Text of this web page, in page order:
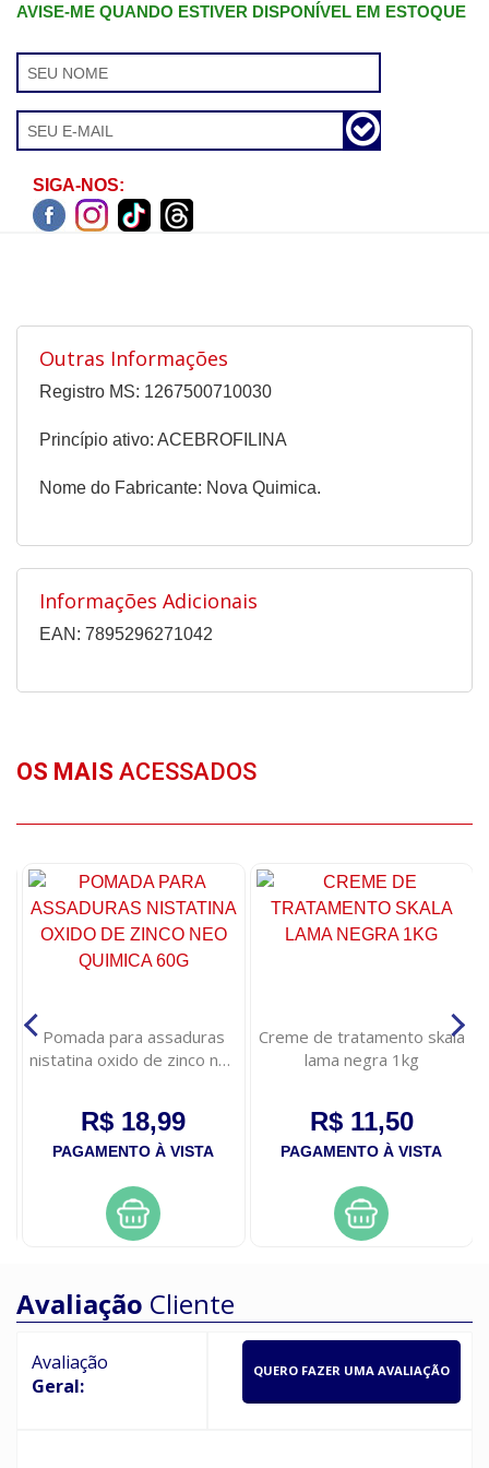
AVISE-ME QUANDO ESTIVER DISPONÍVEL EM ESTOQUE
SIGA-NOS:
Outras Informações
Registro MS: 1267500710030
Princípio ativo: ACEBROFILINA
Nome do Fabricante: Nova Quimica.
Informações Adicionais
EAN: 7895296271042
OS MAIS ACESSADOS
Pomada para assaduras
nistatina oxido de zinco neo
R$ 18,99
PAGAMENTO À VISTA
Creme de tratamento skala
lama negra 1kg
R$ 11,50
PAGAMENTO À VISTA
Avaliação Cliente
Avaliação
Geral:
QUERO FAZER UMA AVALIAÇÃO